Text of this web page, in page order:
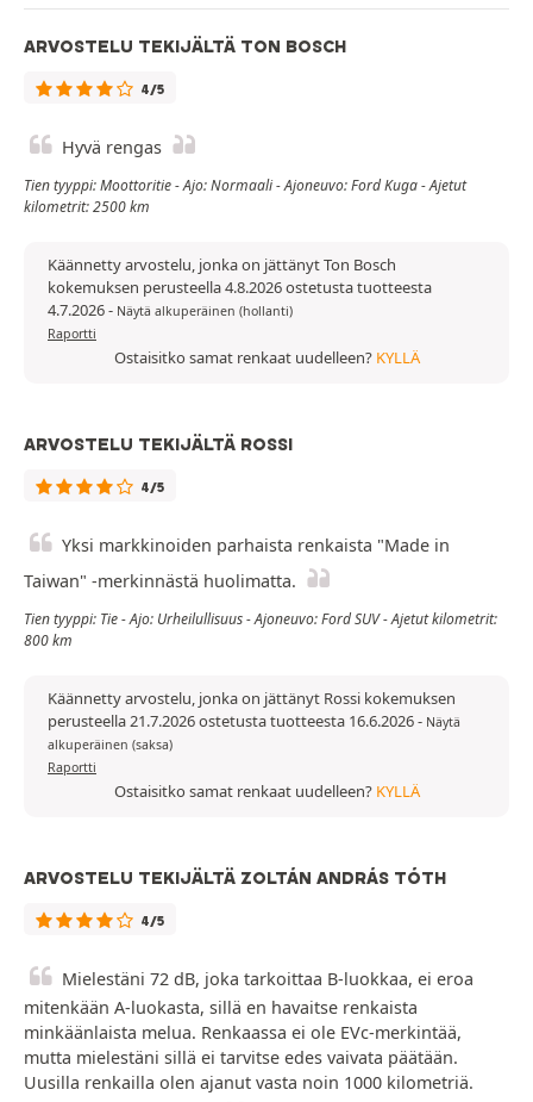
ARVOSTELU TEKIJÄLTÄ TON BOSCH
4/5
Hyvä rengas
Tien tyyppi: Moottoritie - Ajo: Normaali - Ajoneuvo: Ford Kuga - Ajetut
kilometrit: 2500 km
Käännetty arvostelu, jonka on jättänyt Ton Bosch
kokemuksen perusteella 4.8.2026 ostetusta tuotteesta
4.7.2026- Näytä alkuperäinen (hollanti)
Raportti
Ostaisitko samat renkaat uudelleen? KYLLÄ
ARVOSTELU TEKIJÄLTÄ ROSSI
4/5
Yksi markkinoiden parhaista renkaista "Made in
Taiwan" -merkinnästä huolimatta.
Tien tyyppi: Tie - Ajo: Urheilullisuus - Ajoneuvo: Ford SUV - Ajetut kilometrit:
800 km
Käännetty arvostelu, jonka on jättänyt Rossi kokemuksen
perusteella 21.7.2026 ostetusta tuotteesta 16.6.2026- Näytä
alkuperäinen (saksa)
Raportti
Ostaisitko samat renkaat uudelleen? KYLLÄ
ARVOSTELU TEKIJÄLTÄ ZOLTÁN ANDRÁS TÓTH
4/5
Mielestäni 72 dB, joka tarkoittaa B-luokkaa, ei eroa
mitenkään A-luokasta, sillä en havaitse renkaista
minkäänlaista melua. Renkaassa ei ole EVc-merkintää,
mutta mielestäni sillä ei tarvitse edes vaivata päätään.
Uusilla renkailla olen ajanut vasta noin 1000 kilometriä.